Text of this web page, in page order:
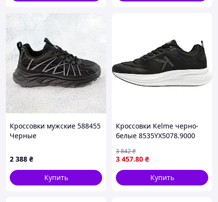
Кроссовки мужские 588455
Черные
2 388 ₴
Купить
Кроссовки Kelme черно-
белые 8535YX5078.9000
3 457.80 ₴
3 842₴
Купить